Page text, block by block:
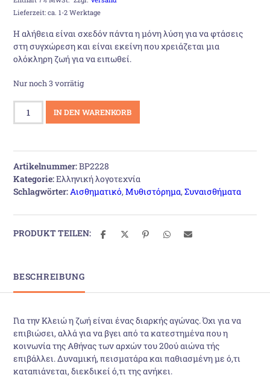
war:
13,08 €
ist:
10,90 €.
Lieferzeit: ca. 1-2 Werktage
Η αλήθεια είναι σχεδόν πάντα η μόνη λύση για να φτάσεις
στη συγχώρεση και είναι εκείνη που χρειάζεται μια
ολόκληρη ζωή για να ειπωθεί.
Nur noch 3 vorrätig
Η
πίκρα
IN DEN WARENKORB
Artikelnummer:BP2228
Kategorie:Ελληνική λογοτεχνία
Schlagwörter:Αισθηματικό,Μυθιστόρημα,Συναισθήματα
PRODUKT TEILEN:
BESCHREIBUNG
Για την Κλειώ η ζωή είναι ένας διαρκής αγώνας. Όχι για να
επιβιώσει, αλλά για να βγει από τα κατεστημένα που η
κοινωνία της Αθήνας των αρχών του 20ού αιώνα τής
επιβάλλει. Δυναμική, πεισματάρα και παθιασμένη με ό,τι
καταπιάνεται, διεκδικεί ό,τι της ανήκει.